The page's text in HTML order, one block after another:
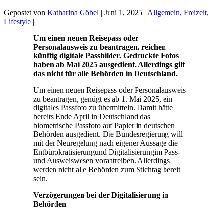
Gepostet von Katharina Göbel | Juni 1, 2025 | Allgemein, Freizeit,
Lifestyle |
Um einen neuen Reisepass oder
Personalausweis zu beantragen, reichen
künftig digitale Passbilder. Gedruckte Fotos
haben ab Mai 2025 ausgedient. Allerdings gilt
das nicht für alle Behörden in Deutschland.
Um einen neuen Reisepass oder Personalausweis
zu beantragen, genügt es ab 1. Mai 2025, ein
digitales Passfoto zu übermitteln. Damit hätte
bereits Ende April in Deutschland das
biometrische Passfoto auf Papier in deutschen
Behörden ausgedient. Die Bundesregierung will
mit der Neuregelung nach eigener Aussage die
Entbürokratisierungund Digitalisierungim Pass-
und Ausweiswesen vorantreiben. Allerdings
werden nicht alle Behörden zum Stichtag bereit
sein.
Verzögerungen bei der Digitalisierung in
Behörden